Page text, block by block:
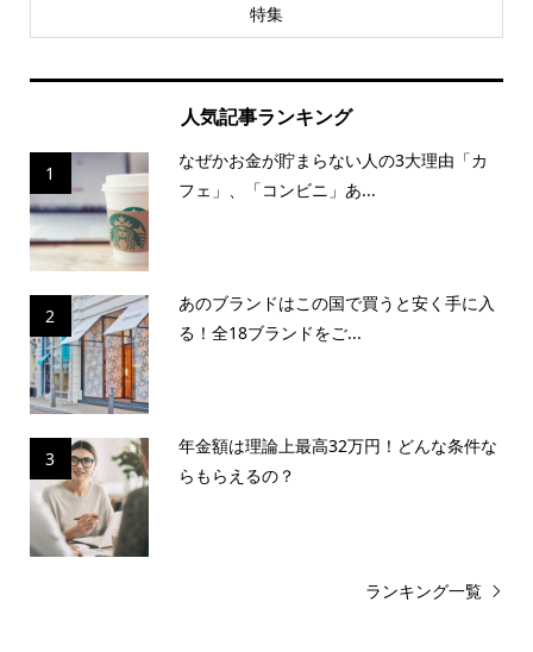
特集
人気記事ランキング
1
なぜかお金が貯まらない人の3大理由「カ
フェ」、「コンビニ」あ...
2
あのブランドはこの国で買うと安く手に入
る！全18ブランドをご...
3
年金額は理論上最高32万円！どんな条件な
らもらえるの？
ランキング一覧